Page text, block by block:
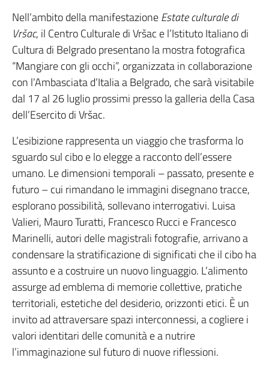
Nell’ambito della manifestazioneEstate culturale di
Vršac, il Centro Culturale di Vršac e l’Istituto Italiano di
Cultura di Belgrado presentano la mostra fotografica
“Mangiare con gli occhi”, organizzata in collaborazione
con l’Ambasciata d’Italia a Belgrado, che sarà visitabile
dal 17 al 26 luglio prossimi presso la galleria della Casa
dell’Esercito di Vršac.
L’esibizione rappresenta un viaggio che trasforma lo
sguardo sul cibo e lo elegge a racconto dell’essere
umano. Le dimensioni temporali – passato, presente e
futuro – cui rimandano le immagini disegnano tracce,
esplorano possibilità, sollevano interrogativi. Luisa
Valieri, Mauro Turatti, Francesco Rucci e Francesco
Marinelli, autori delle magistrali fotografie, arrivano a
condensare la stratificazione di significati che il cibo ha
assunto e a costruire un nuovo linguaggio. L’alimento
assurge ad emblema di memorie collettive, pratiche
territoriali, estetiche del desiderio, orizzonti etici. È un
invito ad attraversare spazi interconnessi, a cogliere i
valori identitari delle comunità e a nutrire
l’immaginazione sul futuro di nuove riflessioni.